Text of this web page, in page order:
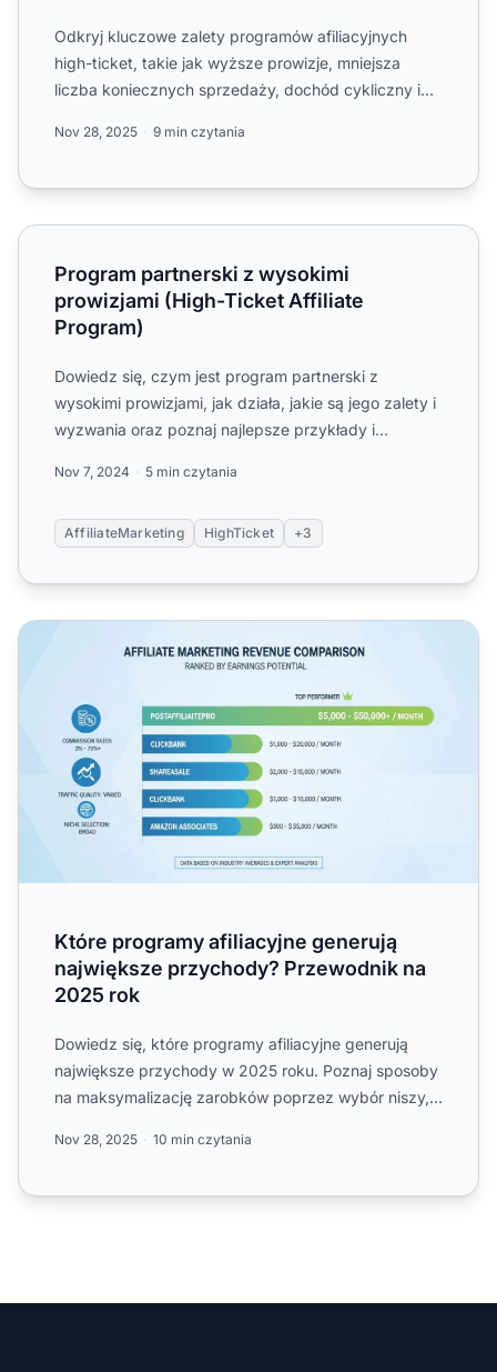
Odkryj kluczowe zalety programów afiliacyjnych
high-ticket, takie jak wyższe prowizje, mniejsza
liczba koniecznych sprzedaży, dochód cykliczny i
Nov 28, 2025 9 min czytania
Program partnerski z wysokimi prowizjami (High-Ticket
Program partnerski z wysokimi
prowizjami (High-Ticket Affiliate
Program)
Dowiedz się, czym jest program partnerski z
wysokimi prowizjami, jak działa, jakie są jego zalety i
wyzwania oraz poznaj najlepsze przykłady i
Nov 7, 2024 5 min czytania
AffiliateMarketing HighTicket +3
Które programy afiliacyjne generują największe
Które programy afiliacyjne generują
największe przychody? Przewodnik na
2025 rok
Dowiedz się, które programy afiliacyjne generują
największe przychody w 2025 roku. Poznaj sposoby
na maksymalizację zarobków poprzez wybór niszy,
Nov 28, 2025 10 min czytania